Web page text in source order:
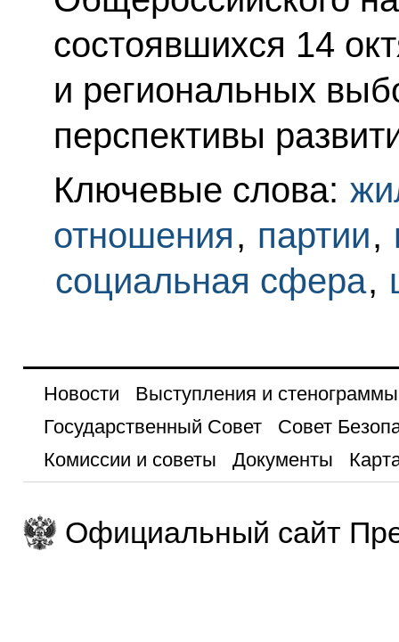
состоявшихся 14
и региональных
перспективы
Ключевые слова:
отношения, партии,
социальная сфера,
Новости
Выступления и стенограммы
Государственный Совет
Совет
Комиссии и советы
Документы
Официальный сайт